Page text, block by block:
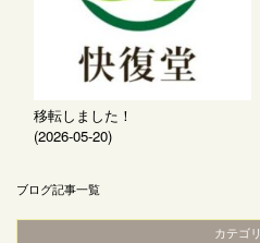
移転しました！
(2026-05-20)
ブログ記事一覧
カテゴ